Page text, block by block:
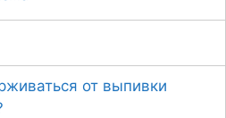
от выпивки